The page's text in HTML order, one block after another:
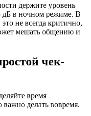
держите уровень
дБ в ночном режиме. В
не всегда критично,
мешать общению и
чек-
время
делать вовремя.